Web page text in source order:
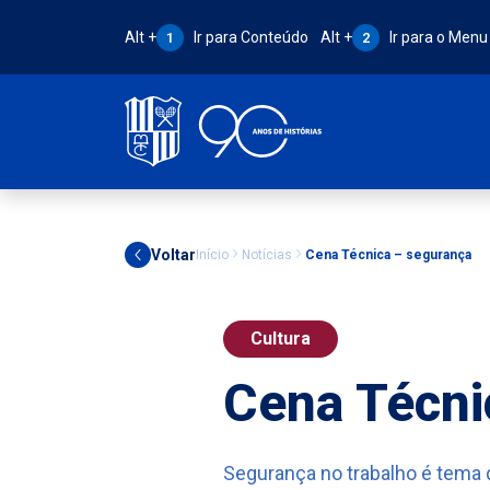
Atalho Alt + 1:
Alt + 1 Ir para Conteúdo Atalho Alt + 2:
Alt + 2 Ir para o Menu
Voltar Início Notícias Cena Técnica – segurança
Cultura
Cena
Segurança no trabalho é